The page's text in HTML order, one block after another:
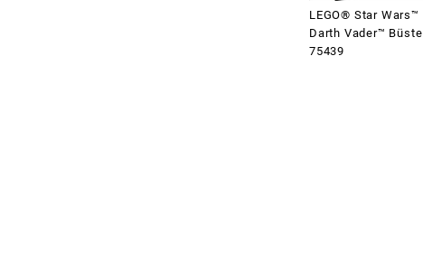
LEGO® Star Wars™
Darth Vader™ Büste
75439